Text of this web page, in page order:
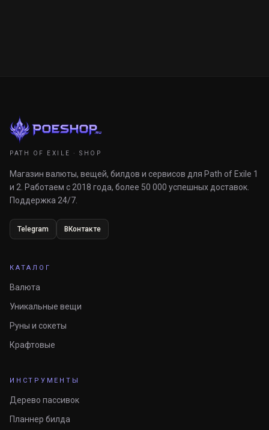
PATH OF EXILE · SHOP
Магазин валюты, вещей, билдов и сервисов для Path of Exile 1
и 2. Работаем с 2018 года, более 50 000 успешных доставок.
Поддержка 24/7.
Telegram ВКонтакте
КАТАЛОГ
Валюта
Уникальные вещи
Руны и сокеты
Крафтовые
ИНСТРУМЕНТЫ
Дерево пассивок
Планнер билда